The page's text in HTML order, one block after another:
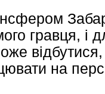
гравця, і
на